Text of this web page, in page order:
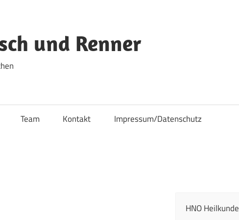
und Renner
Team Kontakt Impressum/Datenschutz
HNO Heilkunde